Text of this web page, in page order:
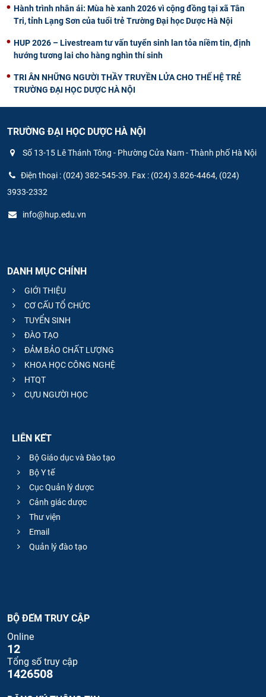
Hành trình nhân ái: Mùa hè xanh 2026 vì cộng đồng tại xã Tân
Tri, tỉnh Lạng Sơn của tuổi trẻ Trường Đại học Dược Hà Nội
HUP 2026 – Livestream tư vấn tuyển sinh lan tỏa niềm tin, định
hướng tương lai cho hàng nghìn thí sinh
TRI ÂN NHỮNG NGƯỜI THẦY TRUYỀN LỬA CHO THẾ HỆ TRẺ
TRƯỜNG ĐẠI HỌC DƯỢC HÀ NỘI
TRƯỜNG ĐẠI HỌC DƯỢC HÀ NỘI
Số 13-15 Lê Thánh Tông - Phường Cửa Nam - Thành phố Hà Nội
Điện thoại : (024) 382-545-39. Fax : (024) 3.826-4464, (024)
3933-2332
info@hup.edu.vn
DANH MỤC CHÍNH
GIỚI THIỆU
CƠ CẤU TỔ CHỨC
TUYỂN SINH
ĐÀO TẠO
ĐẢM BẢO CHẤT LƯỢNG
KHOA HỌC CÔNG NGHỆ
HTQT
CỰU NGƯỜI HỌC
LIÊN KẾT
Bộ Giáo dục và Đào tạo
Bộ Y tế
Cục Quản lý dược
Cảnh giác dược
Thư viện
Email
Quản lý đào tạo
BỘ ĐẾM TRUY CẬP
Online
12
Tổng số truy cập
1426508